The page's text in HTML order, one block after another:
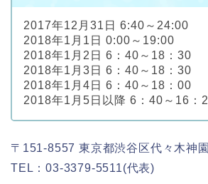
2017年12月31日 6:40～24:00
2018年1月1日 0:00～19:00
2018年1月2日 6：40～18：30
2018年1月3日 6：40～18：30
2018年1月4日 6：40～18：00
2018年1月5日以降 6：40～16：
〒151-8557 東京都渋谷区代々木神
TEL：03-3379-5511(代表)